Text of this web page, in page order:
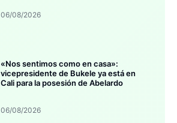
06/08/2026
«Nos sentimos como en casa»:
vicepresidente de Bukele ya está en
Cali para la posesión de Abelardo
06/08/2026